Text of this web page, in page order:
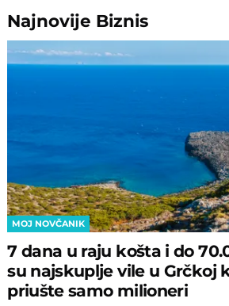
Najnovije Biznis
MOJ NOVČANIK
7 dana u raju košta i do
su najskuplje vile u Grčkoj
priušte samo milioneri